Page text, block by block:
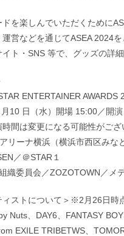
ドを楽しんでいただくために
営などを通じてASEA 2024
イト・SNS 等で、グッズの詳
ENTERTAINER
10 ⽇（水）開場 15:00／開
間は変更になる可能性がござ
リーナ横浜（横浜市西区みな
／＠STAR１
織委員会／ZOZOTOWN／メ
ィストについて＞※2月26日時
Nuts、DAY6、FANTASY
EXILE TRIBETWS、